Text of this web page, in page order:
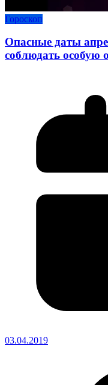
Гороскоп
Опасные даты
соблюдать особую
03.04.2019